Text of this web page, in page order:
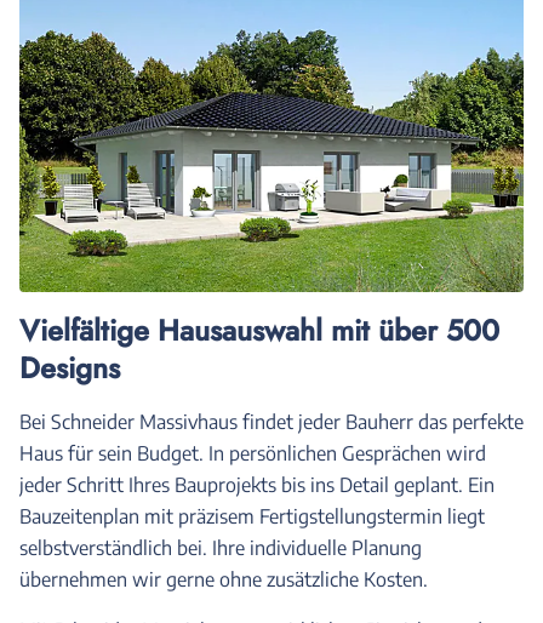
Vielfältige Hausauswahl mit über 500
Designs
Bei Schneider Massivhaus findet jeder Bauherr das perfekte
Haus für sein Budget. In persönlichen Gesprächen wird
jeder Schritt Ihres Bauprojekts bis ins Detail geplant. Ein
Bauzeitenplan mit präzisem Fertigstellungstermin liegt
selbstverständlich bei. Ihre individuelle Planung
übernehmen wir gerne ohne zusätzliche Kosten.